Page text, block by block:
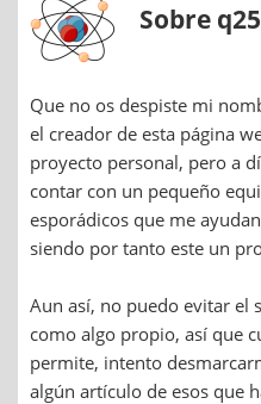
Sobre
Que no os despiste mi
el creador de esta página
proyecto personal, pero a
contar con un pequeño
esporádicos que me
siendo por tanto este un
Aun así, no puedo evitar el
como algo propio, así que
permite, intento
algún artículo de esos que